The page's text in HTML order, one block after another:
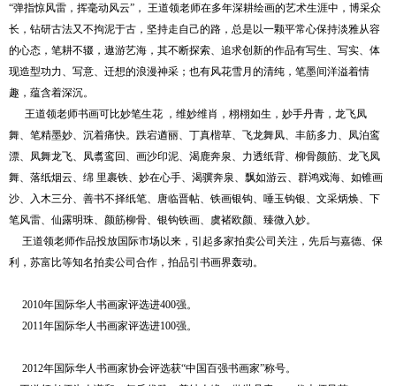
“弹指惊风雷，挥毫动风云”， 王道领老师在多年深耕绘画的艺术生涯中，博采众
长，钻研古法又不拘泥于古，坚持走自己的路，总是以一颗平常心保持淡雅从容
的心态，笔耕不辍，遨游艺海，其不断探索、追求创新的作品有写生、写实、体
现造型功力、写意、迁想的浪漫神采；也有风花雪月的清纯，笔墨间洋溢着情
趣，蕴含着深沉。
王道领老师书画可比妙笔生花 ，维妙维肖，栩栩如生，妙手丹青，龙飞凤
舞、笔精墨妙、沉着痛快。跌宕遒丽、丁真楷草、飞龙舞凤、丰筋多力、凤泊鸾
漂、凤舞龙飞、凤翥鸾回、画沙印泥、渴鹿奔泉、力透纸背、柳骨颜筋、龙飞凤
舞、落纸烟云、绵 里裹铁、妙在心手、渴骥奔泉、飘如游云、群鸿戏海、如锥画
沙、入木三分、善书不择纸笔、唐临晋帖、铁画银钩、唾玉钩银、文采炳焕、下
笔风雷、仙露明珠、颜筋柳骨、银钩铁画、虞褚欧颜、臻微入妙。
王道领老师作品投放国际市场以来，引起多家拍卖公司关注，先后与嘉德、保
利，苏富比等知名拍卖公司合作，拍品引书画界轰动。
2010年国际华人书画家评选进400强。
2011年国际华人书画家评选进100强。
2012年国际华人书画家协会评选获“中国百强书画家”称号。